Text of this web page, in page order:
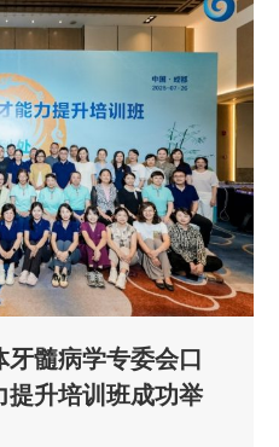
髓病学专委会口
提升培训班成功举